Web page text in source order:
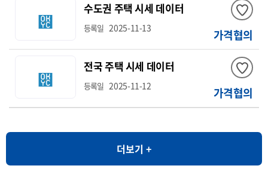
수도권 주택 시세 데이터
등록일 2025-11-13 가격협의
전국 주택 시세 데이터
등록일 2025-11-12 가격협의
더보기 +